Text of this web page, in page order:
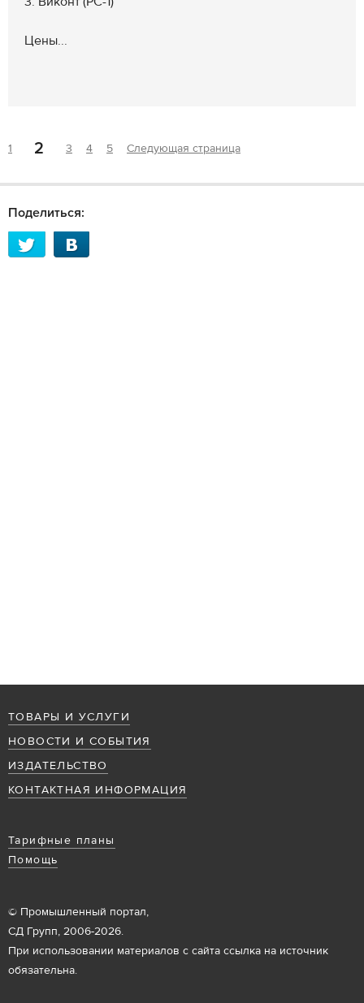
Цены...
1 2 3 4 5 Следующая страница
Поделиться:
ТОВАРЫ И УСЛУГИ
НОВОСТИ И СОБЫТИЯ
ИЗДАТЕЛЬСТВО
КОНТАКТНАЯ ИНФОРМАЦИЯ
Тарифные планы
Помощь
© Промышленный портал,
СД Групп, 2006-2026.
При использовании материалов с сайта ссылка на источник
обязательна.